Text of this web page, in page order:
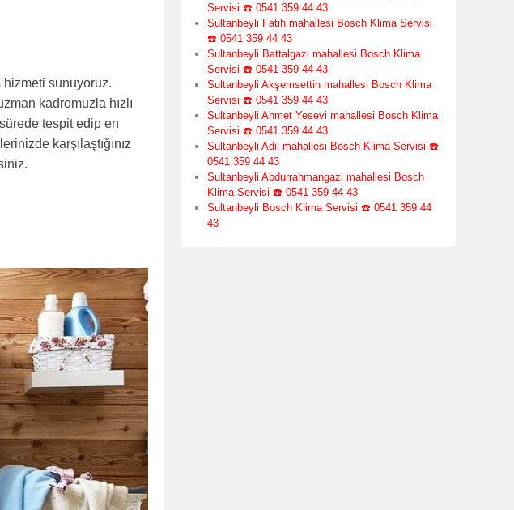
hizmeti sunuyoruz.
kadromuzla hızlı
tespit edip en
karşılaştığınız
Servisi ☎️ 0541 359 44 43
Sultanbeyli Fatih mahallesi Bosch Klima Servisi
☎️ 0541 359 44 43
Sultanbeyli Battalgazi mahallesi Bosch Klima
Servisi ☎️ 0541 359 44 43
Sultanbeyli Akşemsettin mahallesi Bosch Klima
Servisi ☎️ 0541 359 44 43
Sultanbeyli Ahmet Yesevi mahallesi Bosch Klima
Servisi ☎️ 0541 359 44 43
Sultanbeyli Adil mahallesi Bosch Klima Servisi ☎️
0541 359 44 43
Sultanbeyli Abdurrahmangazi mahallesi Bosch
Klima Servisi ☎️ 0541 359 44 43
Sultanbeyli Bosch Klima Servisi ☎️ 0541 359 44
43